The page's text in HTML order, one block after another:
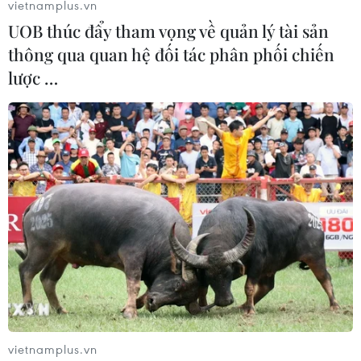
Kiều bào đóng góp tích cực cho sự nghiệp
phát triển của Đồng Nai
14/04/2023 13:21
Bí thư Tỉnh ủy Đồng Nai cho rằng, sự thành đạt của
người Việt Nam ở nước ngoài là niềm tự hào, là minh
chứng cho việc phát huy các truyền thống tốt đẹp của
dân tộc Việt Nam.
vietnamplus.vn
UOB thúc đẩy tham vọng về quản lý tài sản
thông qua quan hệ đối tác phân phối chiến
lược …
vietnamplus.vn